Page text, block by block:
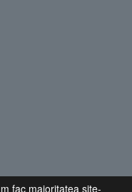
fac majoritatea site-